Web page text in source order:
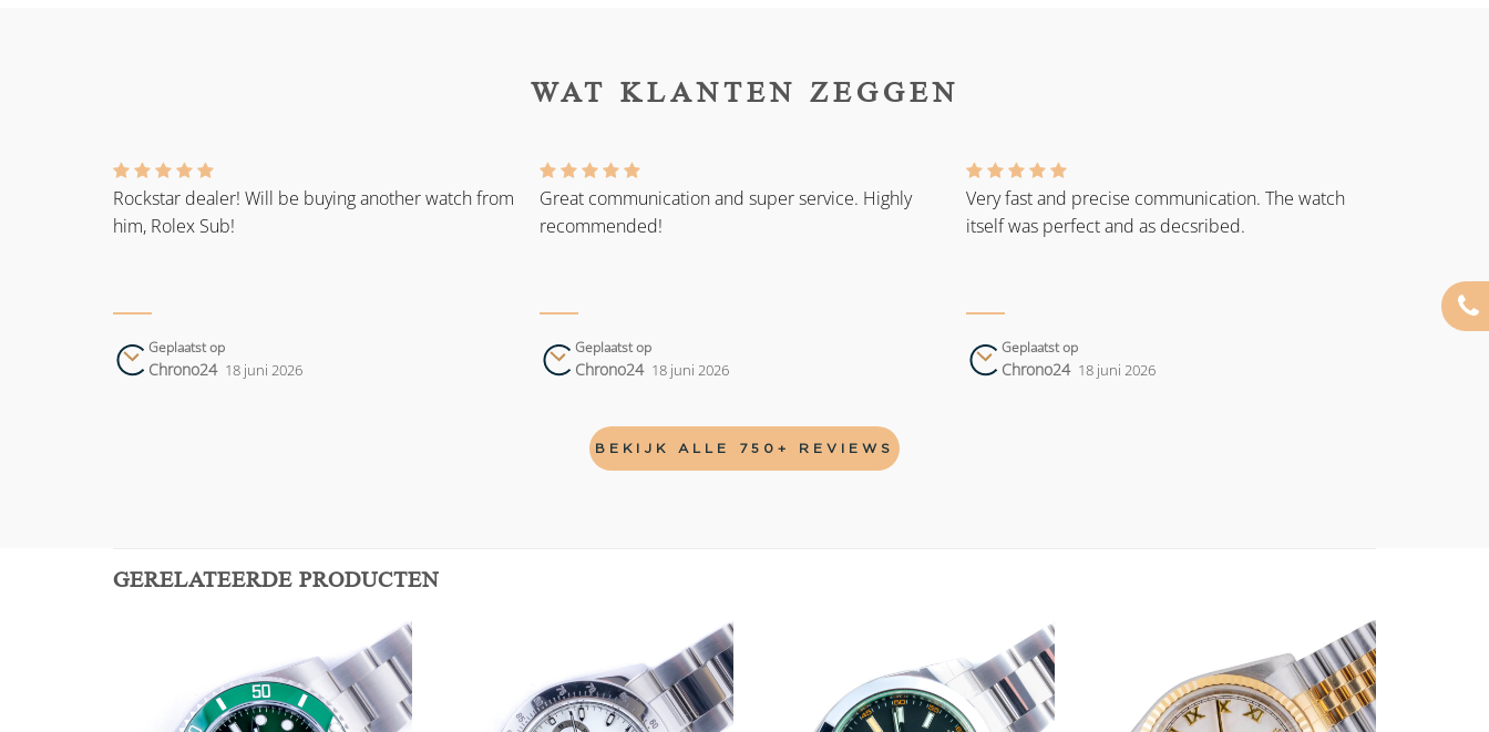
WAT KLANTEN ZEGGEN
Rockstar dealer! Will be buying another watch from
him, Rolex Sub!
Geplaatst op
Chrono24 18 juni 2026
Great communication and super service. Highly
recommended!
Geplaatst op
Chrono24 18 juni 2026
Very fast and precise communication. The watch
itself was perfect and as decsribed.
Geplaatst op
Chrono24 18 juni 2026
BEKIJK ALLE 750+ REVIEWS
GERELATEERDE PRODUCTEN
Add to
wishlist
Add to
wishlist
Add to
wishlist
Add to
wishlist